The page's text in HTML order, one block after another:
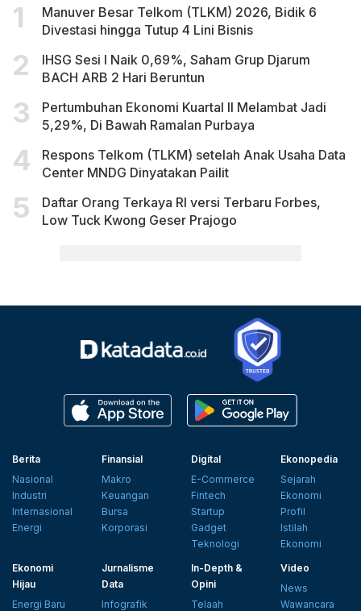
Manuver Besar Telkom (TLKM) 2026, Bidik 6
Divestasi hingga Tutup 4 Lini Bisnis
IHSG Sesi I Naik 0,69%, Saham Grup Djarum
BACH ARB 2 Hari Beruntun
Pertumbuhan Ekonomi Kuartal II Melambat Jadi
5,29%, Di Bawah Ramalan Purbaya
Respons Telkom (TLKM) setelah Anak Usaha Data
Center MNDG Dinyatakan Pailit
Daftar Orang Terkaya RI versi Terbaru Forbes,
Low Tuck Kwong Geser Prajogo
Berita
Nasional
Industri
Internasional
Energi
Finansial
Makro
Keuangan
Bursa
Korporasi
Digital
E-Commerce
Fintech
Startup
Gadget
Teknologi
Ekonopedia
Sejarah
Ekonomi
Profil
Istilah
Ekonomi
Ekonomi
Hijau
Energi Baru
Jurnalisme
Data
Infografik
In-Depth &
Opini
Telaah
Video
News
Wawancara